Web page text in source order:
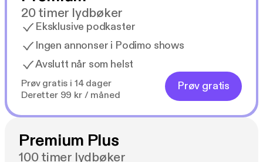
20 timer lydbøker
Eksklusive podkaster
Ingen annonser i Podimo shows
Avslutt når som helst
Prøv gratis i 14 dager
Deretter 99 kr / måned
Prøv gratis
Premium Plus
100 timer lydbøker